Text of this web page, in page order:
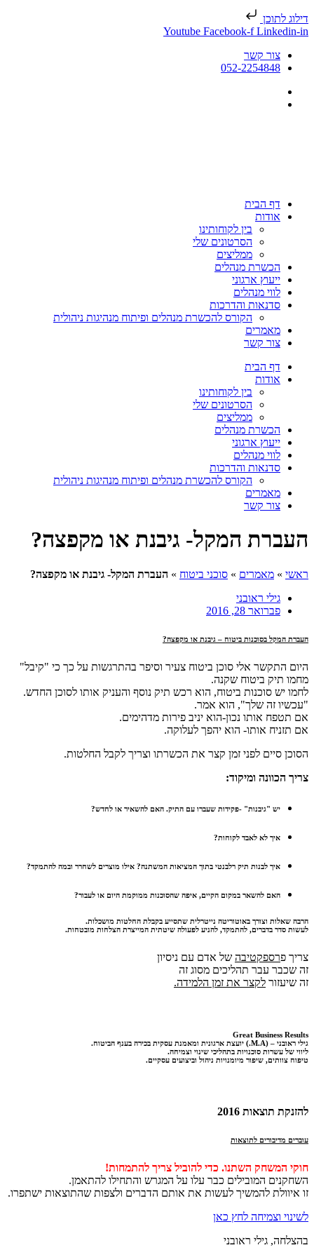
דילוג לתוכן
Youtube Facebook-f Linkedin-in
צור קשר
052-2254848
דף הבית
אודות
בין לקוחותינו
הסרטונים שלי
ממליצים
הכשרת מנהלים
ייעוץ ארגוני
לווי מנהלים
סדנאות והדרכות
הקורס להכשרת מנהלים ופיתוח מנהיגות ניהולית
מאמרים
צור קשר
דף הבית
אודות
בין לקוחותינו
הסרטונים שלי
ממליצים
הכשרת מנהלים
ייעוץ ארגוני
לווי מנהלים
סדנאות והדרכות
הקורס להכשרת מנהלים ופיתוח מנהיגות ניהולית
מאמרים
צור קשר
העברת המקל- גיבנת או מקפצה?
ראשי » מאמרים » סוכני ביטוח » העברת המקל- גיבנת או מקפצה?
גילי ראובני
פברואר 28, 2016
העברת המקל בסוכנות ביטוח – גיבנת או מקפצה?
היום התקשר אלי סוכן ביטוח צעיר וסיפר בהתרגשות על כך כי "קיבל"
מחמו תיק ביטוח שקנה.
לחמו יש סוכנות ביטוח, הוא רכש תיק נוסף והעניק אותו לסוכן החדש.
"עכשיו זה שלך", הוא אמר.
אם תטפח אותו נכון-הוא יניב פירות מדהימים.
אם תזניח אותו- הוא יהפך לעלוקה.
הסוכן סיים לפני זמן קצר את הכשרתו וצריך לקבל החלטות.
צריך הכוונה ומיקוד:
יש "גיבנות" -פקידות שעברו עם התיק. האם להשאיר או לחדש?
איך לא לאבד לקוחות?
איך לבנות תיק רלבנטי בתוך המציאות המשתנה? אילו מוצרים לשחרר ובמה להתמקד?
האם להשאר במקום הקיים, איפה שהסוכנות ממוקמת היום או לעבור?
הרבה שאלות וצורך באוטוריטה נייטרלית שתסייע בקבלת החלטות מושכלות.
לעשות סדר בדברים, להתמקד, להניע לפעולה שיטתית המייצרת הצלחות מובטחות.
צריך פרספקטיבה של אדם עם ניסיון
זה שכבר עבר תהליכים מסוג זה
זה שיעזור לקצר את זמן הלמידה.
Great Business Results
גילי ראובני – (M.A.) יועצת ארגונית ומאמנת עסקית בכירה בענף הביטוח.
ליווי של עשרות סוכנויות בתהליכי שינוי וצמיחה.
טיפוח צוותים, שיפור מיומנויות ניהול וביצועים עסקיים.
להזנקת תוצאות 2016
עוברים מדיבורים לתוצאות
חוקי המשחק השתנו. כדי להוביל צריך להתמחות!
השחקנים המובילים כבר עלו על המגרש והתחילו להתאמן.
זו איוולת להמשיך לעשות את אותם הדברים ולצפות שהתוצאות ישתפרו.
לשינוי וצמיחה לחץ כאן
בהצלחה, גילי ראובני